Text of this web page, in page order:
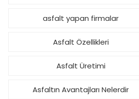
asfalt yapan firmalar
Asfalt Özellikleri
Asfalt Üretimi
Asfaltın Avantajları Nelerdir